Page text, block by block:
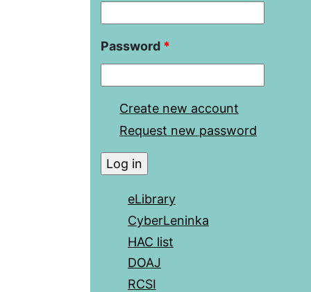
Password *
Create new account
Request new password
eLibrary
CyberLeninka
HAC list
DOAJ
RCSI